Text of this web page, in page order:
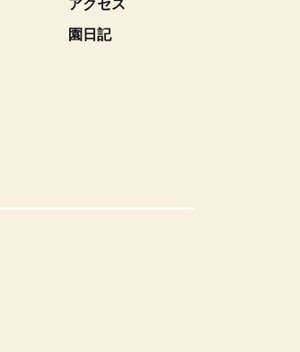
アクセス
園日記